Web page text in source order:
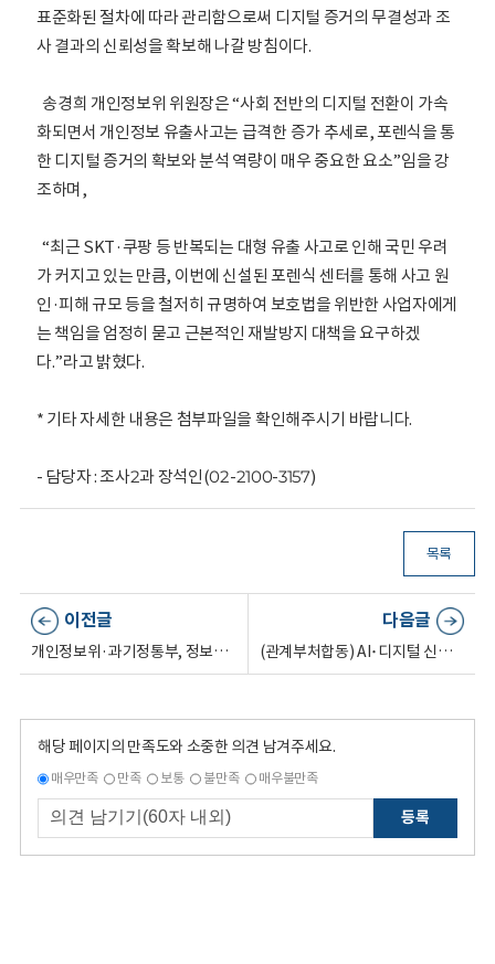
표준화된 절차에 따라 관리함으로써 디지털 증거의 무결성과 조
사 결과의 신뢰성을 확보해 나갈 방침이다.
송경희 개인정보위 위원장은 “사회 전반의 디지털 전환이 가속
화되면서 개인정보 유출사고는 급격한 증가 추세로, 포렌식을 통
한 디지털 증거의 확보와 분석 역량이 매우 중요한 요소”임을 강
조하며,
“최근 SKT·쿠팡 등 반복되는 대형 유출 사고로 인해 국민 우려
가 커지고 있는 만큼, 이번에 신설된 포렌식 센터를 통해 사고 원
인·피해 규모 등을 철저히 규명하여 보호법을 위반한 사업자에게
는 책임을 엄정히 묻고 근본적인 재발방지 대책을 요구하겠
다.”라고 밝혔다.
* 기타 자세한 내용은 첨부파일을 확인해주시기 바랍니다.
- 담당자 : 조사2과 장석인(02-2100-3157)
목록
이전글
개인정보위·과기정통부, 정보보호 및 개인정보보호 관리체계 인증 실효성 전면 강화
다음글
(관계부처합동) AI･디지털 신기술의 혜택 이면의 예기치 못한 부작용 종합점검
해당 페이지의 만족도와 소중한 의견 남겨주세요.
매우만족 만족 보통 불만족 매우불만족
등록